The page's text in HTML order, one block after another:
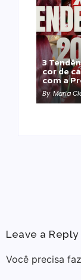
3
cor de
com a
By Maria
Detox
que
metais
salva
By Prohair
Leave a Reply
Você precisa